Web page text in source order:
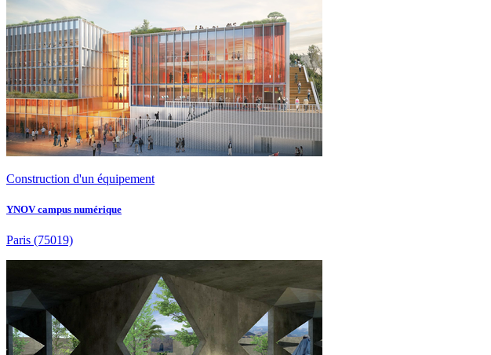
Construction d'un équipement
YNOV campus numérique
Paris (75019)